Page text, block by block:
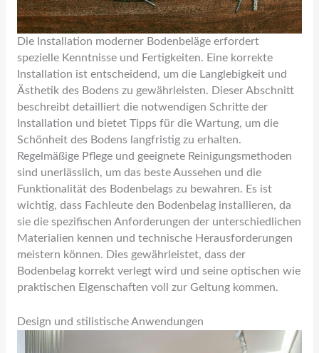
Die Installation moderner Bodenbeläge erfordert
spezielle Kenntnisse und Fertigkeiten. Eine korrekte
Installation ist entscheidend, um die Langlebigkeit und
Ästhetik des Bodens zu gewährleisten. Dieser Abschnitt
beschreibt detailliert die notwendigen Schritte der
Installation und bietet Tipps für die Wartung, um die
Schönheit des Bodens langfristig zu erhalten.
Regelmäßige Pflege und geeignete Reinigungsmethoden
sind unerlässlich, um das beste Aussehen und die
Funktionalität des Bodenbelags zu bewahren. Es ist
wichtig, dass Fachleute den Bodenbelag installieren, da
sie die spezifischen Anforderungen der unterschiedlichen
Materialien kennen und technische Herausforderungen
meistern können. Dies gewährleistet, dass der
Bodenbelag korrekt verlegt wird und seine optischen wie
praktischen Eigenschaften voll zur Geltung kommen.
Design und stilistische Anwendungen